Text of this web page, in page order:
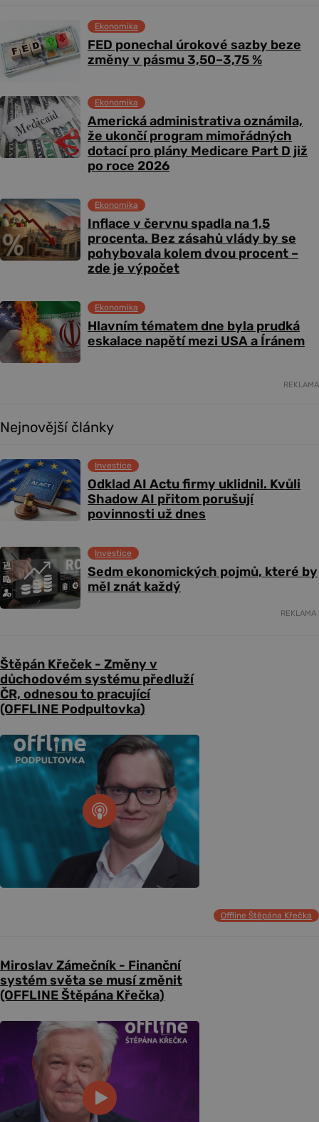
FED ponechal úrokové sazby beze
změny v pásmu 3,50–3,75 %
Ekonomika
Americká administrativa oznámila,
že ukončí program mimořádných
dotací pro plány Medicare Part D již
po roce 2026
Ekonomika
Inflace v červnu spadla na 1,5
procenta. Bez zásahů vlády by se
pohybovala kolem dvou procent –
zde je výpočet
Ekonomika
Hlavním tématem dne byla prudká
eskalace napětí mezi USA a Íránem
Ekonomika
REKLAMA
Nejnovější články
Odklad AI Actu firmy uklidnil. Kvůli
Shadow AI přitom porušují
povinnosti už dnes
Investice
Sedm ekonomických pojmů, které by
měl znát každý
Investice
REKLAMA
Štěpán Křeček - Změny v
důchodovém systému předluží
ČR, odnesou to pracující
(OFFLINE Podpultovka)
Offline Štěpána Křečka
Miroslav Zámečník - Finanční
systém světa se musí změnit
(OFFLINE Štěpána Křečka)